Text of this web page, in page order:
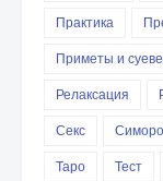
Практика
Приметы и
Релаксация
Секс
Таро
Тест